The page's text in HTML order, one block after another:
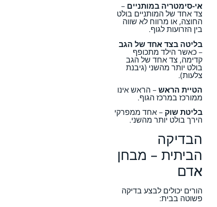
אי-סימטריה במותניים –
צד אחד של המותניים בולט
החוצה, או מרווח לא שווה
בין הזרועות לגוף.
בליטה בצד אחד של הגב
– כאשר הילד מתכופף
קדימה, צד אחד של הגב
בולט יותר מהשני (גיבנת
צלעות).
הטיית הראש– הראש אינו
ממורכז במרכז הגוף.
בליטת שוק – אחד ממפרקי
הירך בולט יותר מהשני.
הבדיקה
הביתית – מבחן
אדם
הורים יכולים לבצע בדיקה
פשוטה בבית: